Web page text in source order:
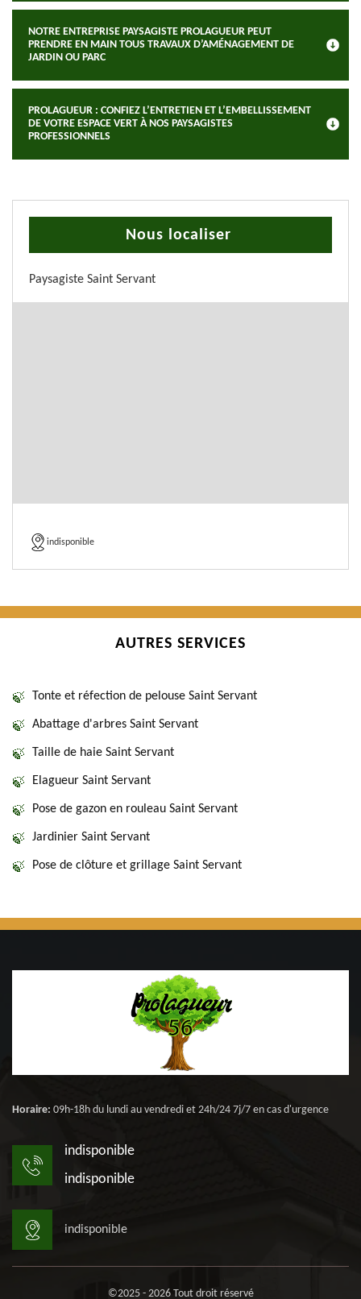
NOTRE ENTREPRISE PAYSAGISTE PROLAGUEUR PEUT
PRENDRE EN MAIN TOUS TRAVAUX D’AMÉNAGEMENT DE
JARDIN OU PARC
PROLAGUEUR : CONFIEZ L’ENTRETIEN ET L’EMBELLISSEMENT
DE VOTRE ESPACE VERT À NOS PAYSAGISTES
PROFESSIONNELS
Nous localiser
Paysagiste Saint Servant
indisponible
AUTRES SERVICES
Tonte et réfection de pelouse Saint Servant
Abattage d'arbres Saint Servant
Taille de haie Saint Servant
Elagueur Saint Servant
Pose de gazon en rouleau Saint Servant
Jardinier Saint Servant
Pose de clôture et grillage Saint Servant
Horaire: 09h-18h du lundi au vendredi et 24h/24 7j/7 en cas d'urgence
indisponible
indisponible
indisponible
©2025 - 2026 Tout droit réservé